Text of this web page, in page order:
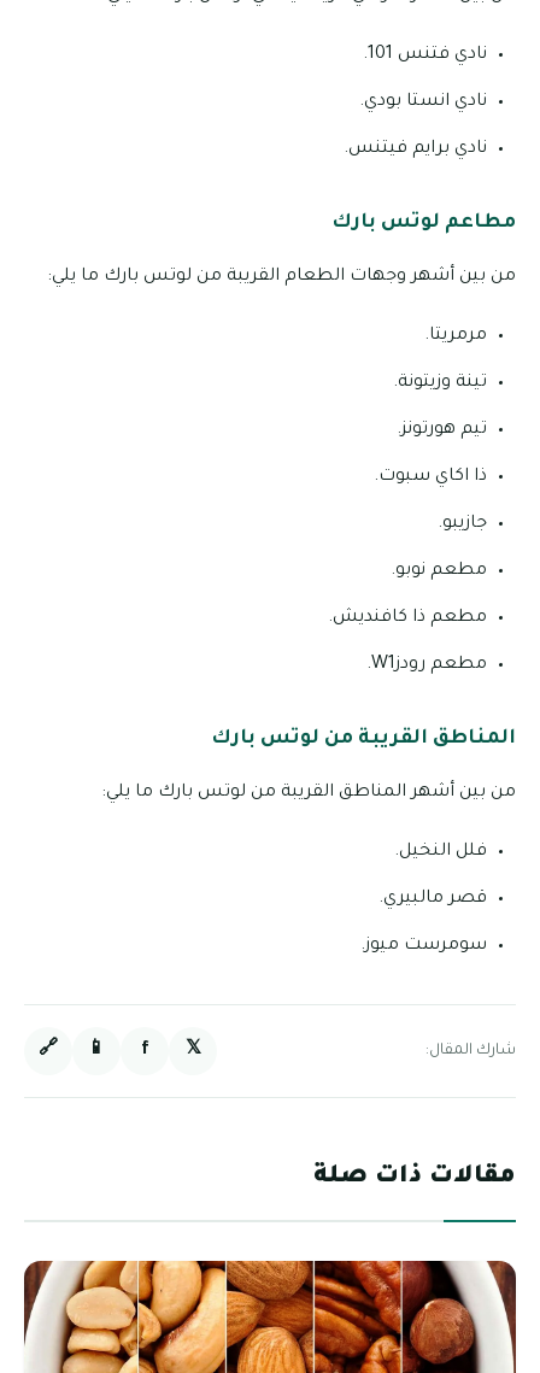
نادي فتنس 101.
نادي انستا بودي.
نادي برايم فيتنس.
مطاعم لوتس بارك
من بين أشهر وجهات الطعام القريبة من لوتس بارك ما يلي:
مرمريتا.
تينة وزيتونة.
تيم هورتونز.
ذا اكاي سبوت.
جازيبو.
مطعم نوبو.
مطعم ذا كافنديش.
مطعم رودزW1.
المناطق القريبة من لوتس بارك
من بين أشهر المناطق القريبة من لوتس بارك ما يلي:
فلل النخيل.
قصر مالبيري.
سومرست ميوز.
شارك المقال: 𝕏
f
📱
🔗
مقالات ذات صلة